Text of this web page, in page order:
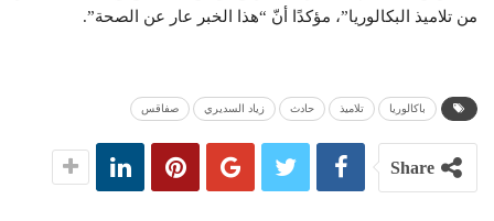
من تلاميذ البكالوريا”، مؤكدًا أنّ “هذا الخبر عار عن الصحة”.
باكالوريا تلاميذ حادث زياد السديري صفاقس
Share